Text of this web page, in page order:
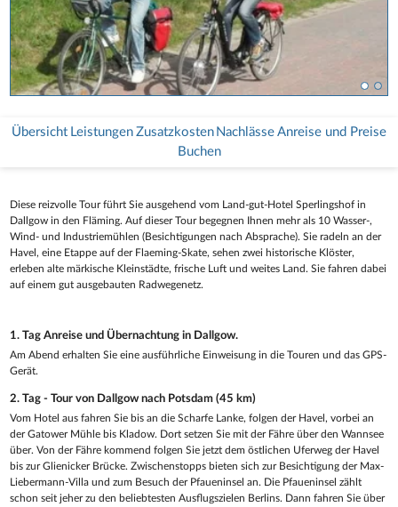
Übersicht Leistungen Zusatzkosten Nachlässe Anreise und Preise
Buchen
Diese reizvolle Tour führt Sie ausgehend vom Land-gut-Hotel Sperlingshof in
Dallgow in den Fläming. Auf dieser Tour begegnen Ihnen mehr als 10 Wasser-,
Wind- und Industriemühlen (Besichtigungen nach Absprache). Sie radeln an der
Havel, eine Etappe auf der Flaeming-Skate, sehen zwei historische Klöster,
erleben alte märkische Kleinstädte, frische Luft und weites Land. Sie fahren dabei
auf einem gut ausgebauten Radwegenetz.
1. Tag Anreise und Übernachtung in Dallgow.
Am Abend erhalten Sie eine ausführliche Einweisung in die Touren und das GPS-
Gerät.
2. Tag - Tour von Dallgow nach Potsdam (45 km)
Vom Hotel aus fahren Sie bis an die Scharfe Lanke, folgen der Havel, vorbei an
der Gatower Mühle bis Kladow. Dort setzen Sie mit der Fähre über den Wannsee
über. Von der Fähre kommend folgen Sie jetzt dem östlichen Uferweg der Havel
bis zur Glienicker Brücke. Zwischenstopps bieten sich zur Besichtigung der Max-
Liebermann-Villa und zum Besuch der Pfaueninsel an. Die Pfaueninsel zählt
schon seit jeher zu den beliebtesten Ausflugszielen Berlins. Dann fahren Sie über